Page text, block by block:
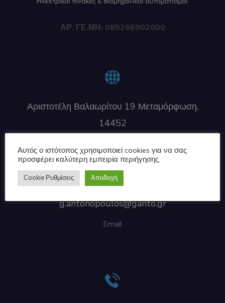
ΑΡ. ΓΕ.ΜΗ: 085266902000
Αριστοτέλη Βαλαωρίτου 19 Μεταμόρφωση,
14452
g.antonopoulos@ganto.gr
Email
Αυτός ο ιστότοπος χρησιμοποιεί cookies για να σας
προσφέρει καλύτερη εμπειρία περιήγησης.
Cookie Ρυθμίσεις Αποδοχή